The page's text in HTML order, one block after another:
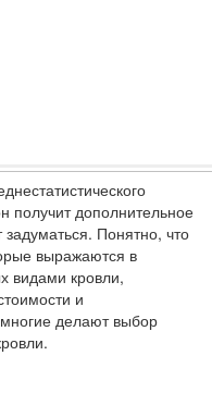
получит дополнительное
Понятно, что
выражаются в
видами кровли,
и
делают выбор